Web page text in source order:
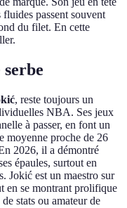
fluides passent souvent
du filet. En cette
, reste toujours un
NBA. Ses jeux
à passer, en font un
moyenne proche de 26
2026, il a démontré
épaules, surtout en
Jokić est un maestro sur
en se montrant prolifique
stats ou amateur de